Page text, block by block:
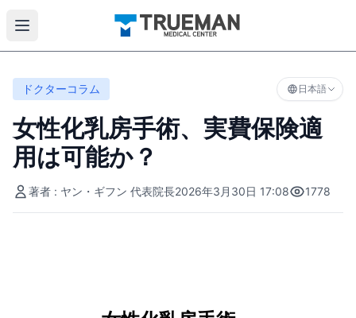
ドクターコラム 日本語
女性化乳房手術、実費保険適
用は可能か？
著者 : ヤン・ギフン 代表院長2026年3月30日 17:08 1778